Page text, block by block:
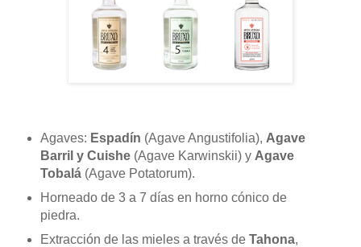
Agaves: Espadín (Agave Angustifolia), Agave
Barril y Cuishe(Agave Karwinskii) y Agave
Tobalá(Agave Potatorum).
Horneado de 3 a 7 días en horno cónico de
piedra.
Extracción de las mieles a través de Tahona,